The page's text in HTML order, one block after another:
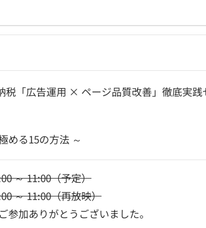
税「広告運用 × ページ品質改善」徹底実践
める15の方法 ～
～ 11:00（予定）
～ 11:00（再放映）
加ありがとうございました。